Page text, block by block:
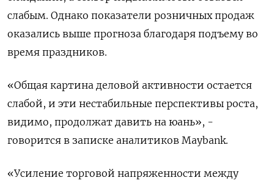
слабым. Однако показатели розничных продаж
оказались выше прогноза благодаря подъему во
время праздников.
«Общая картина деловой активности остается
слабой, и эти нестабильные перспективы роста,
видимо, продолжат давить на юань», -
говорится в записке аналитиков Maybank.
«Усиление торговой напряженности между